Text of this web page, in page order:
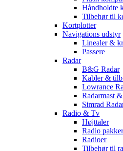
Håndholdte
Tilbehør til
Kortplotter
Navigations udstyr
Linealer &
Passere
Radar
B&G Radar
Kabler &
Lowrance
Radarmast
Simrad
Radio & Tv
Højttaler
Radio pakker
Radioer
Tilbehør til